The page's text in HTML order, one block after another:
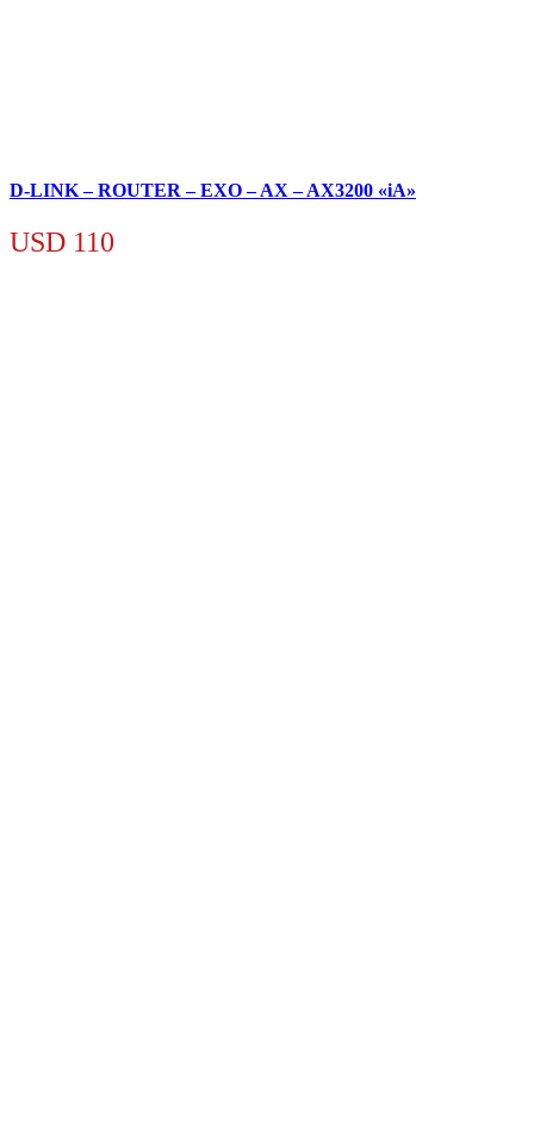
D-LINK – ROUTER – EXO – AX – AX3200 «iA»
USD 110